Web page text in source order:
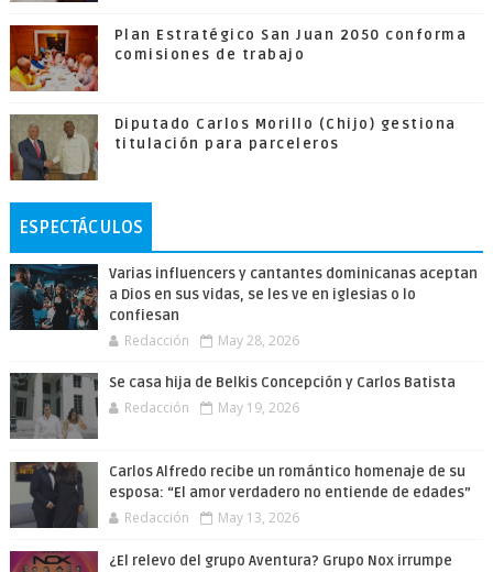
Plan Estratégico San Juan 2050 conforma
comisiones de trabajo
Diputado Carlos Morillo (Chijo) gestiona
titulación para parceleros
ESPECTÁCULOS
Varias influencers y cantantes dominicanas aceptan
a Dios en sus vidas, se les ve en iglesias o lo
confiesan
Redacción May 28, 2026
Se casa hija de Belkis Concepción y Carlos Batista
Redacción May 19, 2026
Carlos Alfredo recibe un romántico homenaje de su
esposa: “El amor verdadero no entiende de edades”
Redacción May 13, 2026
¿El relevo del grupo Aventura? Grupo Nox irrumpe